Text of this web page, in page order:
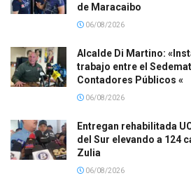
de Maracaibo
06/08/2026
Alcalde Di Martino:
trabajo entre el
Contadores Públicos «
06/08/2026
Entregan rehabilitada
del Sur elevando a 124
Zulia
06/08/2026